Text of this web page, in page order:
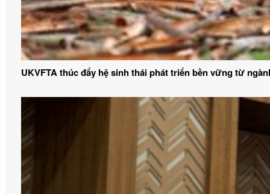
UKVFTA thúc đẩy hệ sinh thái phát triển bền vững từ